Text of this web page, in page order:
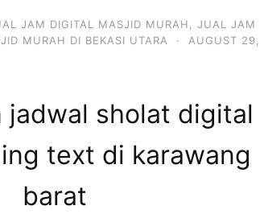
JAM DIGITAL MASJID MURAH
JUAL JAM
MURAH DI BEKASI UTARA
·
AUGUST 29,
jadwal sholat digital
text di karawang
barat